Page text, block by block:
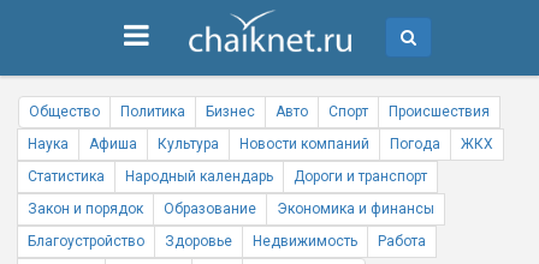
Общество Политика Бизнес Авто Спорт
Происшествия
Наука
Афиша Культура Новости компаний Погода
ЖКХ
Статистика
Народный календарь
Дороги и транспорт
Закон и порядок
Образование
Экономика и финансы
Благоустройство
Здоровье Недвижимость
Работа